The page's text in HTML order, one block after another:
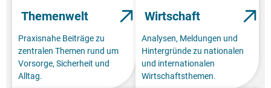
Themenwelt
Praxisnahe Beiträge zu
zentralen Themen rund um
Vorsorge, Sicherheit und
Alltag.
Wirtschaft
Analysen, Meldungen und
Hintergründe zu nationalen
und internationalen
Wirtschaftsthemen.